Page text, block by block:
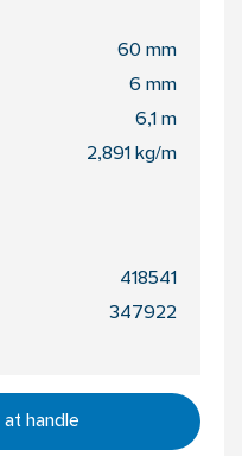
60 mm
6 mm
6,1 m
2,891 kg/m
418541
347922
handle